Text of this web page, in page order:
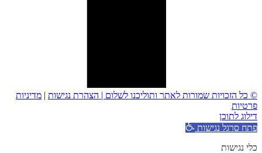
© כל הזכויות שמורות לאתר ותוליכנו לשלום | הצהרת נגישות | מדיניות
פרטיות
דילוג לתוכן
פתח סרגל נגישות
כלי נגישות